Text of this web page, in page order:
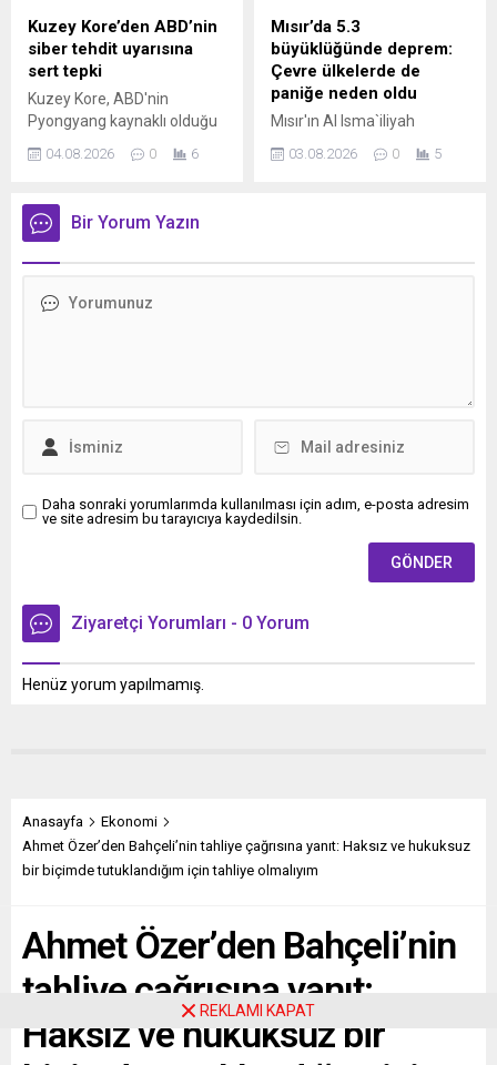
için gerekli tüm adımları
atacağını belirtti.
Kuzey Kore’den ABD’nin
siber tehdit uyarısına
sert tepki
Kuzey Kore, ABD'nin
Pyongyang kaynaklı olduğu
uyarısını reddederek,
itibarını zedelemeye yönelik
siyasi propaganda olduğunu
04.08.2026 0 6
Mısır’da 5.3
büyüklüğünde deprem:
Çevre ülkelerde de
paniğe neden oldu
Mısır'ın Al Isma`iliyah
büyüklüğünde deprem
03.08.2026 0 5
Bir Yorum Yazın
Daha sonraki yorumlarımda kullanılması için adım, e-posta adresim
ve site adresim bu tarayıcıya kaydedilsin.
Ziyaretçi Yorumları - 0 Yorum
Henüz yorum yapılmamış.
Anasayfa
Ekonomi
Ahmet Özer’den Bahçeli’nin tahliye çağrısına yanıt: Haksız ve hukuksuz
bir biçimde tutuklandığım için tahliye olmalıyım
Ahmet Özer’den Bahçeli’nin
tahliye çağrısına yanıt:
Haksız ve hukuksuz bir
REKLAMI KAPAT